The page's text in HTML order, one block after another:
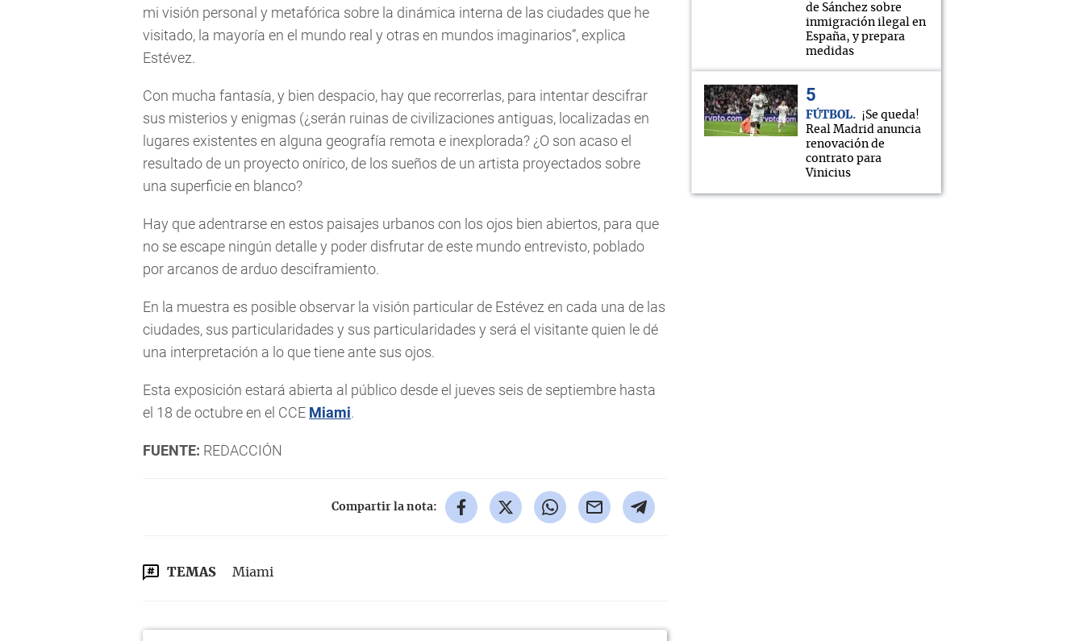
mi visión personal y metafórica sobre la dinámica interna de las ciudades que he
visitado, la mayoría en el mundo real y otras en mundos imaginarios”, explica
Estévez.
Con mucha fantasía, y bien despacio, hay que recorrerlas, para intentar descifrar
sus misterios y enigmas (¿serán ruinas de civilizaciones antiguas, localizadas en
lugares existentes en alguna geografía remota e inexplorada? ¿O son acaso el
resultado de un proyecto onírico, de los sueños de un artista proyectados sobre
una superficie en blanco?
Hay que adentrarse en estos paisajes urbanos con los ojos bien abiertos, para que
no se escape ningún detalle y poder disfrutar de este mundo entrevisto, poblado
por arcanos de arduo desciframiento.
En la muestra es posible observar la visión particular de Estévez en cada una de las
ciudades, sus particularidades y sus particularidades y será el visitante quien le dé
una interpretación a lo que tiene ante sus ojos.
Esta exposición estará abierta al público desde el jueves seis de septiembre hasta
el 18 de octubre en el CCE Miami.
FUENTE: REDACCIÓN
Compartir la nota:
TEMAS Miami
de Sánchez sobre
inmigración ilegal en
España, y prepara
medidas
FÚTBOL
¡Se queda!
Real Madrid anuncia
renovación de
contrato para
Vinicius